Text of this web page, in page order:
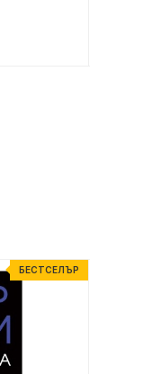
БЕСТСЕЛЪР